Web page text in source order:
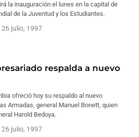
la inauguración el lunes en la capital de
de la Juventud y los Estudiantes.
26 julio, 1997
respalda a nuevo
ofreció hoy su respaldo al nuevo
Armadas, general Manuel Bonett, quien
Harold Bedoya.
26 julio, 1997